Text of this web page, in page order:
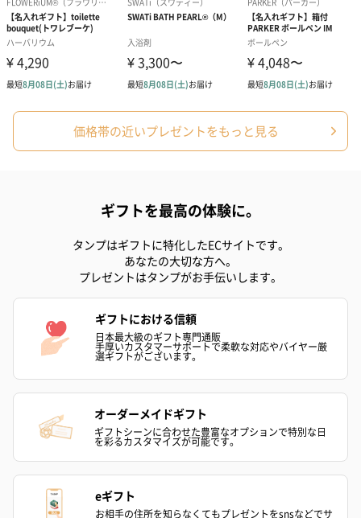
価格帯の近いプレゼントをもっと見る
ギフトを最高の体験に。
タンプはギフトに特化したECサイトです。
あなたの大切な方へ。
プレゼントはタンプがお手伝いします。
ギフトにおける信頼
日本最大級のギフト専門通販
手厚いカスタマーサポートで柔軟な対応やバイヤー厳
選ギフトがございます。
オーダーメイドギフト
ギフトシーンに合わせた豊富なオプションで特別な日
を彩るカスタマイズが可能です。
eギフト
お相手の住所を知らなくてもプレゼントをsnsなどでサ